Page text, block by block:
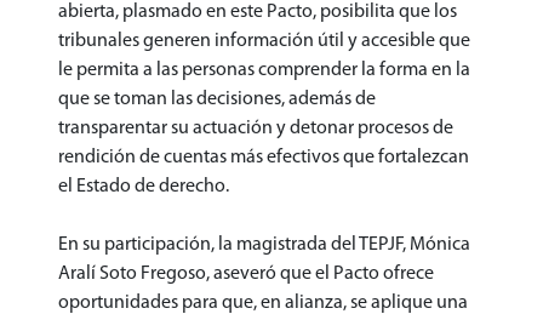
abierta, plasmado en este Pacto, posibilita que los
tribunales generen información útil y accesible que
le permita a las personas comprender la forma en la
que se toman las decisiones, además de
transparentar su actuación y detonar procesos de
rendición de cuentas más efectivos que fortalezcan
el Estado de derecho.
En su participación, la magistrada del TEPJF, Mónica
Aralí Soto Fregoso, aseveró que el Pacto ofrece
oportunidades para que, en alianza, se aplique una